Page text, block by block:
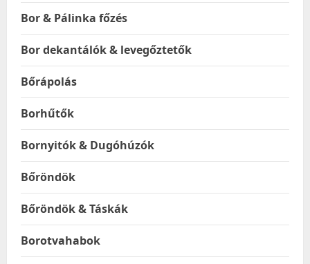
Bor & Pálinka főzés
Bor dekantálók & levegőztetők
Bőrápolás
Borhűtők
Bornyitók & Dugóhúzók
Bőröndök
Bőröndök & Táskák
Borotvahabok